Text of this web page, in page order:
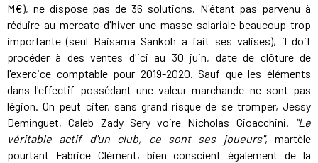
M€), ne dispose pas de 36 solutions. N'étant pas parvenu à
réduire au mercato d'hiver une masse salariale beaucoup trop
importante (seul Baisama Sankoh a fait ses valises), il doit
procéder à des ventes d'ici au 30 juin, date de clôture de
l'exercice comptable pour 2019-2020. Sauf que les éléments
dans l'effectif possédant une valeur marchande ne sont pas
légion. On peut citer, sans grand risque de se tromper, Jessy
Deminguet, Caleb Zady Sery voire Nicholas Gioacchini.
"Le
véritable actif d'un club, ce sont ses joueurs", martèle
pourtant Fabrice Clément, bien conscient également de la